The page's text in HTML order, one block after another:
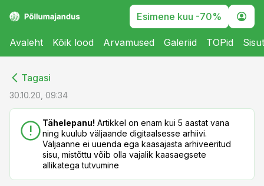
Esimene kuu -70%
Avaleht Kõik lood Arvamused Galeriid TOPid
Tagasi
30.10.20, 09:34
Tähelepanu! Artikkel on enam kui 5 aastat vana
ning kuulub väljaande digitaalsesse arhiivi.
Väljaanne ei uuenda ega kaasajasta arhiveeritud
sisu, mistõttu võib olla vajalik kaasaegsete
allikatega tutvumine